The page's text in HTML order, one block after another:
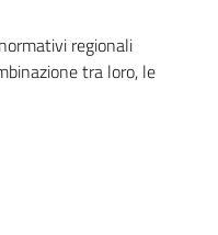
regionali
tra loro, le